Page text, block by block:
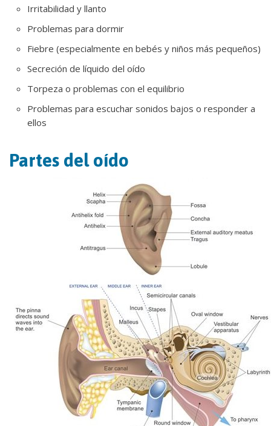
Irritabilidad y llanto
Problemas para dormir
Fiebre (especialmente en bebés y niños más pequeños)
Secreción de líquido del oído
Torpeza o problemas con el equilibrio
Problemas para escuchar sonidos bajos o responder a
ellos
Partes del oído